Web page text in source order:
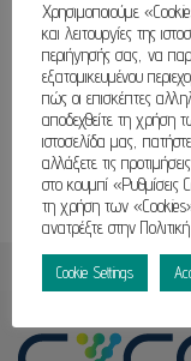
Χρησιμοποιούμε
και λειτουργίες της
περιήγησής σας, να
εξατομικευμένου
πώς οι επισκέπτες
αποδεχθείτε τη χρήση
ιστοσελίδα μας,
αλλάξετε τις
στο κουμπί «Ρυθμίσεις
τη χρήση των
ανατρέξτε στην
Cookie Settings